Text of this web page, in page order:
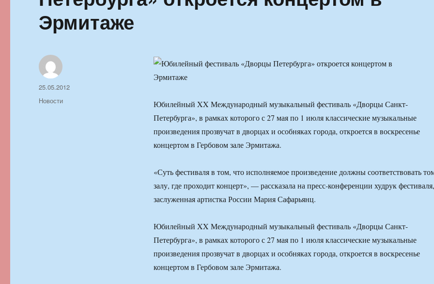
Эрмитаже
Юбилейный XX Международный музыкальный фестиваль «Дворцы Санкт-
Петербурга», в рамках которого с 27 мая по 1 июля классические музыкальные
произведения прозвучат в дворцах и особняках города, откроется в воскресенье
концертом в Гербовом зале Эрмитажа.
«Суть фестиваля в том, что исполняемое произведение должны соответствовать
залу, где проходит концерт», — рассказала на пресс-конференции худрук фестиваля,
заслуженная артистка России Мария Сафарьянц.
Юбилейный XX Международный музыкальный фестиваль «Дворцы Санкт-
Петербурга», в рамках которого с 27 мая по 1 июля классические музыкальные
произведения прозвучат в дворцах и особняках города, откроется в воскресенье
концертом в Гербовом зале Эрмитажа.
Автор
Опубликовано
25.05.2012
Рубрики
Новости